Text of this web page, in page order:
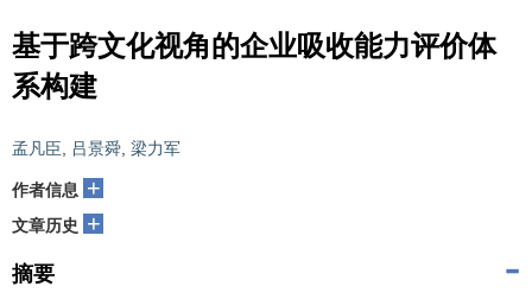
基于跨文化视角的企业吸收能力评价体
系构建
孟凡臣 吕景舜 梁力军
作者信息 +
文章历史 +
摘要